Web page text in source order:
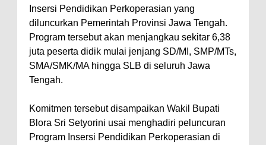
Insersi Pendidikan Perkoperasian yang
diluncurkan Pemerintah Provinsi Jawa Tengah.
Program tersebut akan menjangkau sekitar 6,38
juta peserta didik mulai jenjang SD/MI, SMP/MTs,
SMA/SMK/MA hingga SLB di seluruh Jawa
Tengah.
Komitmen tersebut disampaikan Wakil Bupati
Blora Sri Setyorini usai menghadiri peluncuran
Program Insersi Pendidikan Perkoperasian di